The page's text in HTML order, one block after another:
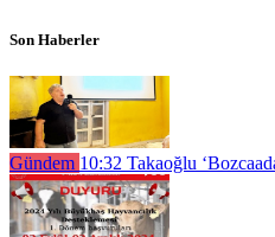
Son Haberler
Gündem 10:32 Takaoğlu